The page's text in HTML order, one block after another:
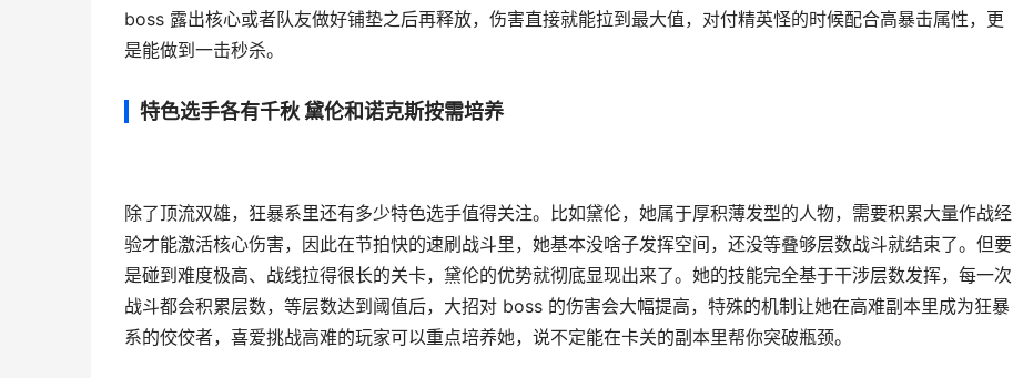
boss 露出核心或者队友做好铺垫之后再释放，伤害直接就能拉到最大值，对付精英怪的时候配合高暴击属性，更
是能做到一击秒杀。
特色选手各有千秋 黛伦和诺克斯按需培养
除了顶流双雄，狂暴系里还有多少特色选手值得关注。比如黛伦，她属于厚积薄发型的人物，需要积累大量作战经
验才能激活核心伤害，因此在节拍快的速刷战斗里，她基本没啥子发挥空间，还没等叠够层数战斗就结束了。但要
是碰到难度极高、战线拉得很长的关卡，黛伦的优势就彻底显现出来了。她的技能完全基于干涉层数发挥，每一次
战斗都会积累层数，等层数达到阈值后，大招对 boss 的伤害会大幅提高，特殊的机制让她在高难副本里成为狂暴
系的佼佼者，喜爱挑战高难的玩家可以重点培养她，说不定能在卡关的副本里帮你突破瓶颈。